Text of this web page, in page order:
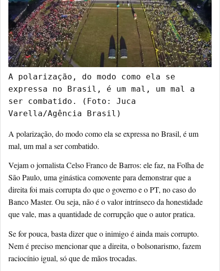
A polarização, do modo como ela se
expressa no Brasil, é um mal, um mal a
ser combatido. (Foto: Juca
Varella/Agência Brasil)
A polarização, do modo como ela se expressa no Brasil, é um
mal, um mal a ser combatido.
Vejam o jornalista Celso Franco de Barros: ele faz, na Folha de
São Paulo, uma ginástica comovente para demonstrar que a
direita foi mais corrupta do que o governo e o PT, no caso do
Banco Master. Ou seja, não é o valor intrínseco da honestidade
que vale, mas a quantidade de corrupção que o autor pratica.
Se for pouca, basta dizer que o inimigo é ainda mais corrupto.
Nem é preciso mencionar que a direita, o bolsonarismo, fazem
raciocínio igual, só que de mãos trocadas.